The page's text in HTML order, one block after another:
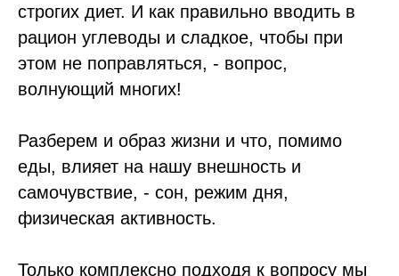
строгих диет. И как правильно вводить в
рацион углеводы и сладкое, чтобы при
этом не поправляться, - вопрос,
волнующий многих!
Разберем и образ жизни и что, помимо
еды, влияет на нашу внешность и
самочувствие, - сон, режим дня,
физическая активность.
Только комплексно подходя к вопросу мы